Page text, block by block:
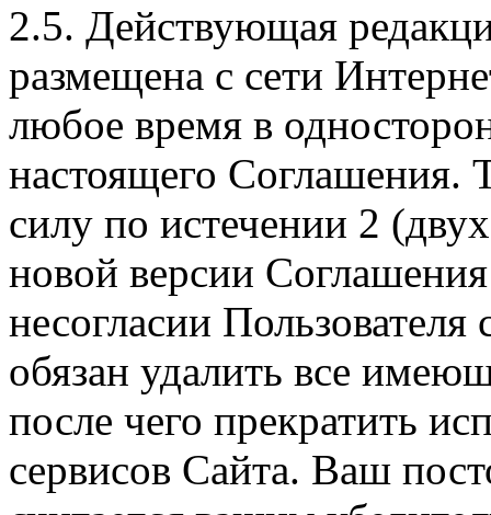
2.5. Действующая
размещена с сети
любое время в
настоящего Соглашения.
силу по истечении 2
новой версии
несогласии
обязан удалить все
после чего прекратить
сервисов Сайта. Ваш